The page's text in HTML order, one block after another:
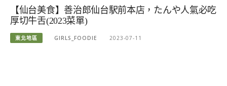
【仙台美食】善治郎仙台駅前本店，たんや人氣必吃
厚切牛舌(2023菜單)
東北地區 GIRLS_FOODIE 2023-07-11